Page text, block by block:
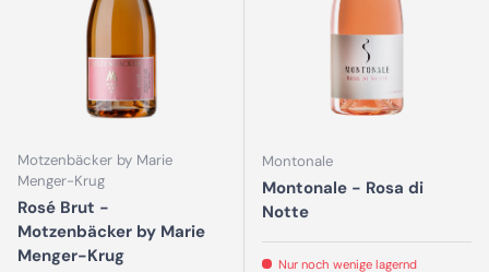
Motzenbäcker by Marie
Menger-Krug
Rosé Brut -
Motzenbäcker by Marie
Menger-Krug
Montonale
Montonale - Rosa di
Notte
Nur noch wenige lagernd